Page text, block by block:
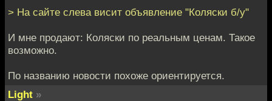
> На сайте слева висит объявление "Коляски б/у"
И мне продают: Коляски по реальным ценам. Такое
возможно.
По названию новости похоже ориентируется.
Light »